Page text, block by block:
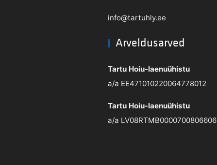
info@tartuhly.ee
Arveldusarved
Tartu Hoiu-laenuühistu
a/a EE471010220064778012
Tartu Hoiu-laenuühistu
a/a LV08RTMB0000700806606